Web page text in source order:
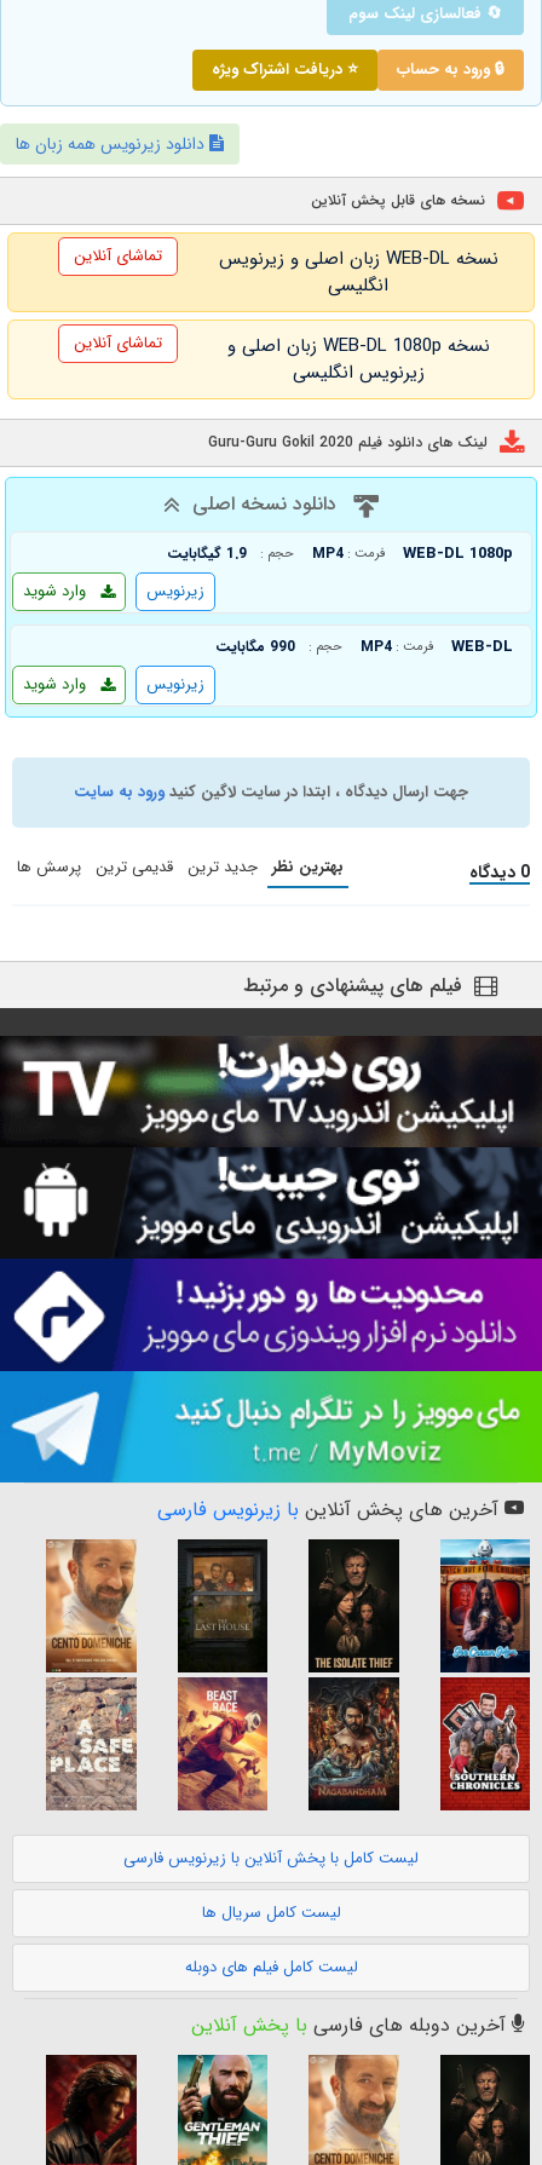
🔄 فعالسازی لینک سوم
🔒 ورود به حساب ⭐ دریافت اشتراک ویژه
دانلود زیرنویس همه زبان ها
نسخه های قابل پخش آنلاین
نسخه WEB-DL زبان اصلی و زیرنویس
انگلیسی
تماشای آنلاین
نسخه WEB-DL 1080p زبان اصلی و
زیرنویس انگلیسی
تماشای آنلاین
لینک های دانلود فیلم Guru-Guru Gokil 2020
دانلود نسخه اصلی
WEB-DL 1080p فرمت : MP4 حجم : 1.9 گیگابایت
وارد شوید زیرنویس
WEB-DL فرمت : MP4 حجم : 990 مگابایت
وارد شوید زیرنویس
جهت ارسال دیدگاه ، ابتدا در سایت لاگین کنیدورود به سایت
0 دیدگاه بهترین نظر جدید ترین قدیمی ترین پرسش ها
فیلم های پیشنهادی و مرتبط
آخرین های پخش آنلاین با زیرنویس فارسی
لیست کامل با پخش آنلاین با زیرنویس فارسی
لیست کامل سریال ها
لیست کامل فیلم های دوبله
آخرین دوبله های فارسی با پخش آنلاین